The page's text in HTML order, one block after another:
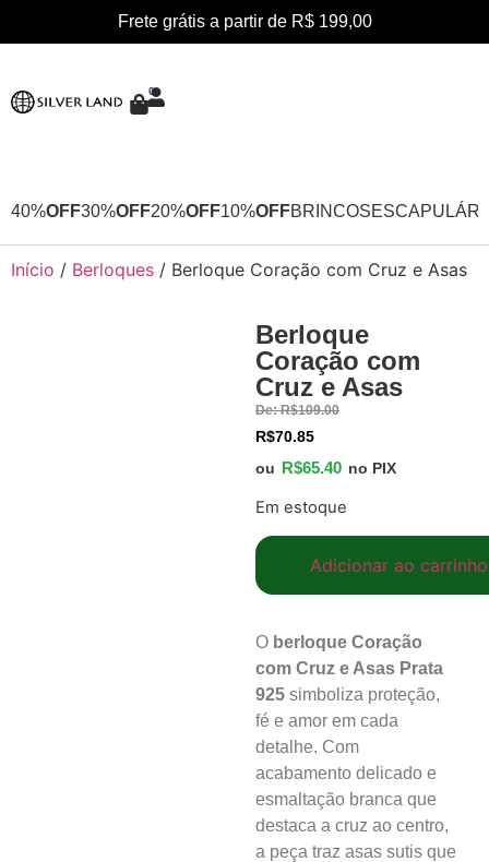
Frete grátis a partir de R$ 199,00
0
40%OFF30%OFF20%OFF10%OFFBRINCOS
Início / Berloques / Berloque Coração com Cruz e Asas
Berloque
Coração com
Cruz e Asas
De:R$109.00
R$70.85
ou R$65.40 no PIX
Em estoque
Adicionar ao carrinho
O berloque Coração
com Cruz e Asas Prata
925 simboliza proteção,
fé e amor em cada
detalhe. Com
acabamento delicado e
esmaltação branca que
destaca a cruz ao centro,
a peça traz asas sutis que